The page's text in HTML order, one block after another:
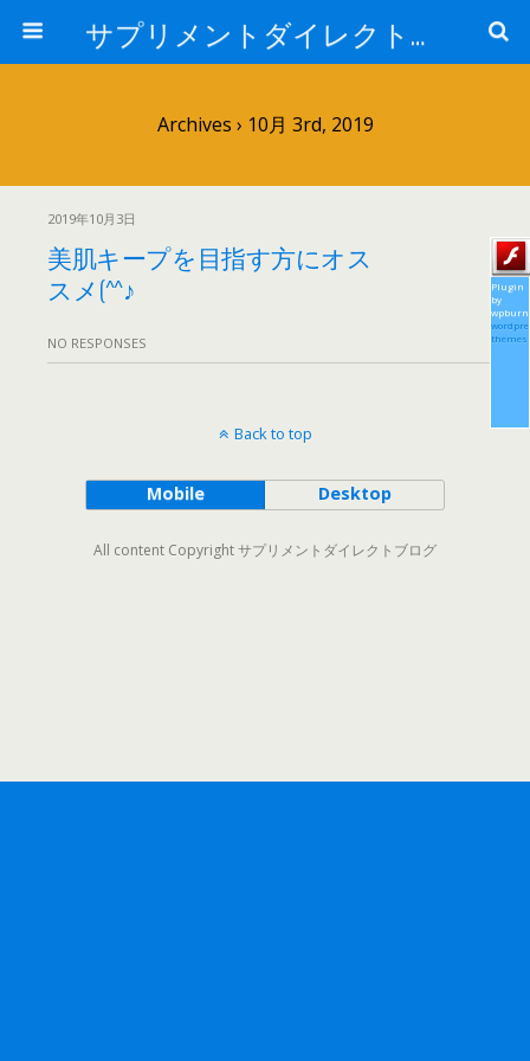
サプリメントダイレクトブログ
Archives › 10月 3rd, 2019
2019年10月3日
美肌キープを目指す方にオス
スメ(^^♪
NO RESPONSES
Plugin
by
themes
Back to top
Mobile Desktop
All content Copyright サプリメントダイレクトブログ